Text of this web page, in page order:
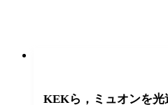
KEKら，ミュオンを